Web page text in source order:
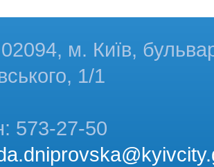
м. Київ,
1/1
573-27-50